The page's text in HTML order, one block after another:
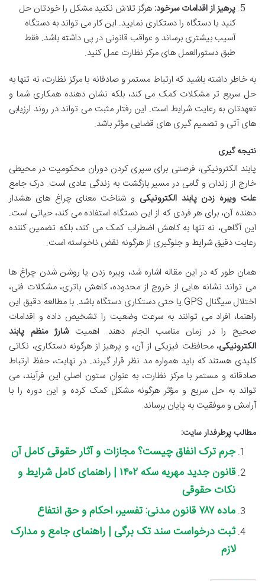
پرهیز از اقدامات سرخود: هرگز تلاش نکنید مشکل را خودتان حل
کنید یا دستگاه را دستکاری نمایید. این کار می تواند به دستگاه
آسیب بیشتری برساند و عواقب قانونی در پی داشته باشد. فقط
طبق دستورالعمل های مرکز نظارت عمل کنید.
به خاطر داشته باشید که ارتباط مستمر و صادقانه با مرکز نظارت، نه تنها به
حل سریع تر مشکلات کمک می کند، بلکه نشان دهنده همکاری شما و
تعهدتان به رعایت شرایط است. این رفتار مثبت می تواند در روند ارزیابی
های آتی و تصمیم گیری های قضایی مؤثر باشد.
نتیجه گیری
پابند الکترونیکی، فرصتی برای سپری کردن دوران محکومیت در محیطی
خارج از زندان و گامی در مسیر بازگشت به زندگی عادی است. درک جامع
علت ویبره زدن پابند الکترونیکی و شناخت معنای چراغ های هشدار
دهنده آن، برای هر فردی که از این دستگاه استفاده می کند، حیاتی است.
این آگاهی، نه تنها به کاهش اضطراب کمک می کند، بلکه تضمین کننده
رعایت دقیق شرایط و جلوگیری از هرگونه نقض ناخواسته است.
همان طور که در این مقاله اشاره شد، ویبره زدن یا روشن شدن چراغ ها
می تواند نشانه هایی از خروج از محدوده، کاهش باتری، مشکلات فنی،
اختلال سیگنال GPS یا حتی دستکاری دستگاه باشد. با مطالعه دقیق این
راهنما، افراد می توانند به سرعت وضعیت را تشخیص داده و اقدامات
صحیح را در زمان مناسب انجام دهند. اهمیتشارژ منظم پابند
الکترونیکی، محافظت فیزیکی از آن، و پرهیز از هرگونه دستکاری، نکاتی
کلیدی هستند که باید همواره مد نظر قرار گیرند. در نهایت، حفظ ارتباط
صادقانه و مستمر با مرکز نظارت، به عنوان ستون اصلی این فرآیند، می
تواند به حل سریع و مؤثر هرگونه مشکل کمک کرده و این دوره را با
آرامش و موفقیت به پایان برساند.
مطالب پرطرفدار سایت:
جرم ترک انفاق چیست؟ مجازات و آثار حقوقی کامل آن
قانون جدید مهریه سکه ۱۴۰۲ | راهنمای کامل شرایط و
نکات حقوقی
ماده ۷۸۷ قانون مدنی: تفسیر، احکام و حق انتفاع
ثبت درخواست سند تک برگی | راهنمای جامع و مدارک
لازم